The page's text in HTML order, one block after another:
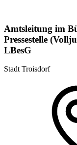
Amtsleitung im
Pressestelle
LBesG
Stadt Troisdorf